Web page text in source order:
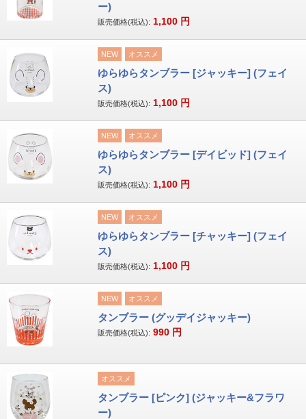
ー)
販売価格(税込): 1,100 円
NEW オススメ
ゆらゆらタンブラー [ジャッキー] (フェイ
ス)
販売価格(税込): 1,100 円
NEW オススメ
ゆらゆらタンブラー [デイビッド] (フェイ
ス)
販売価格(税込): 1,100 円
NEW オススメ
ゆらゆらタンブラー [チャッキー] (フェイ
ス)
販売価格(税込): 1,100 円
NEW オススメ
タンブラー (グッデイジャッキー)
販売価格(税込): 990 円
オススメ
タンブラー [ピンク] (ジャッキー&フラワ
ー)